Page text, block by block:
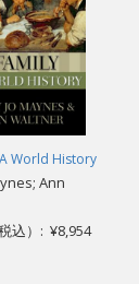
World History
Ann
込）: ¥8,954